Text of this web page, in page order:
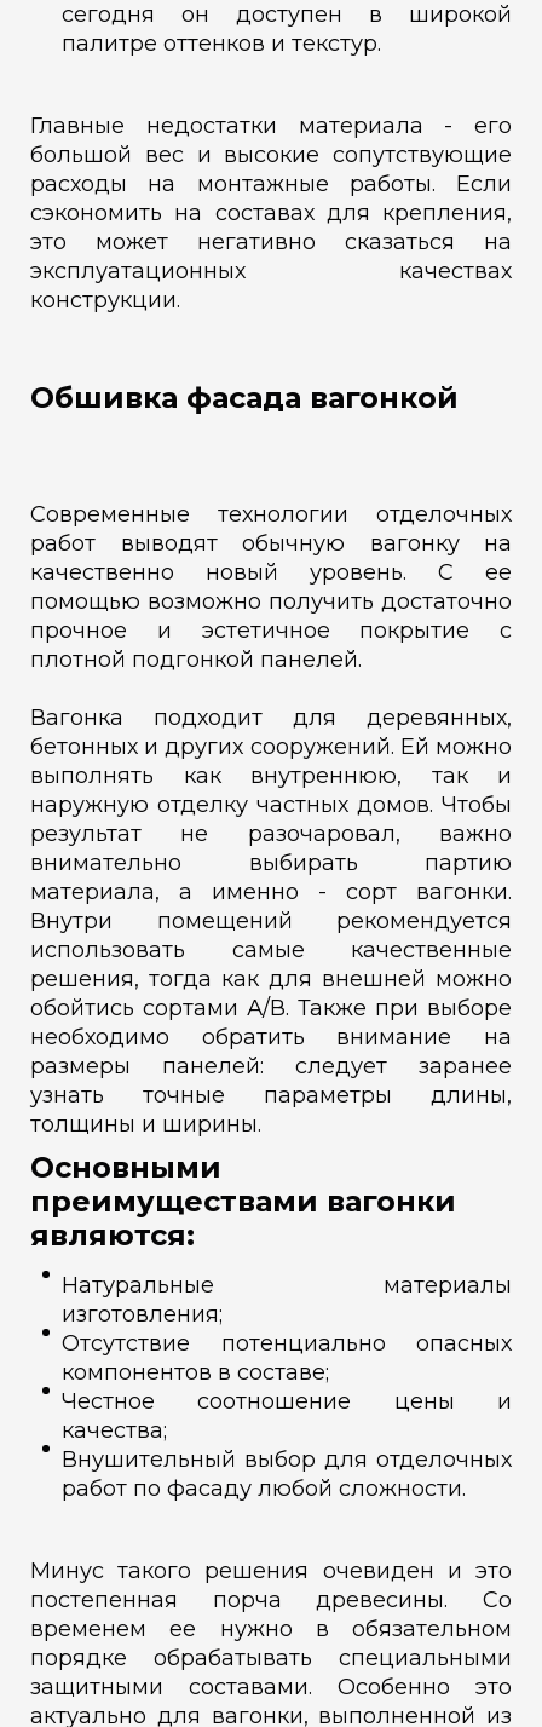
сегодня он доступен в широкой
палитре оттенков и текстур.
Главные недостатки материала - его
большой вес и высокие сопутствующие
расходы на монтажные работы. Если
сэкономить на составах для крепления,
это может негативно сказаться на
эксплуатационных качествах
конструкции.
Обшивка фасада вагонкой
Современные технологии отделочных
работ выводят обычную вагонку на
качественно новый уровень. С ее
помощью возможно получить достаточно
прочное и эстетичное покрытие с
плотной подгонкой панелей.
Вагонка подходит для деревянных,
бетонных и других сооружений. Ей можно
выполнять как внутреннюю, так и
наружную отделку частных домов. Чтобы
результат не разочаровал, важно
внимательно выбирать партию
материала, а именно - сорт вагонки.
Внутри помещений рекомендуется
использовать самые качественные
решения, тогда как для внешней можно
обойтись сортами А/В. Также при выборе
необходимо обратить внимание на
размеры панелей: следует заранее
узнать точные параметры длины,
толщины и ширины.
Основными
преимуществами вагонки
являются:
Натуральные материалы
изготовления;
Отсутствие потенциально опасных
компонентов в составе;
Честное соотношение цены и
качества;
Внушительный выбор для отделочных
работ по фасаду любой сложности.
Минус такого решения очевиден и это
постепенная порча древесины. Со
временем ее нужно в обязательном
порядке обрабатывать специальными
защитными составами. Особенно это
актуально для вагонки, выполненной из